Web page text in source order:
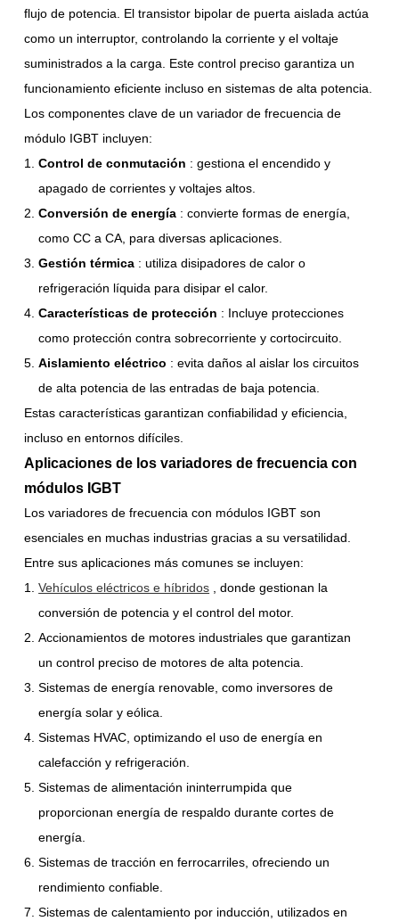
flujo de potencia. El transistor bipolar de puerta aislada actúa
como un interruptor, controlando la corriente y el voltaje
suministrados a la carga. Este control preciso garantiza un
funcionamiento eficiente incluso en sistemas de alta potencia.
Los componentes clave de un variador de frecuencia de
módulo IGBT incluyen:
Control de conmutación : gestiona el encendido y
apagado de corrientes y voltajes altos.
Conversión de energía : convierte formas de energía,
como CC a CA, para diversas aplicaciones.
Gestión térmica : utiliza disipadores de calor o
refrigeración líquida para disipar el calor.
Características de protección : Incluye protecciones
como protección contra sobrecorriente y cortocircuito.
Aislamiento eléctrico : evita daños al aislar los circuitos
de alta potencia de las entradas de baja potencia.
Estas características garantizan confiabilidad y eficiencia,
incluso en entornos difíciles.
Aplicaciones de los variadores de frecuencia con
módulos IGBT
Los variadores de frecuencia con módulos IGBT son
esenciales en muchas industrias gracias a su versatilidad.
Entre sus aplicaciones más comunes se incluyen:
Vehículos eléctricos e híbridos
, donde gestionan la
conversión de potencia y el control del motor.
Accionamientos de motores industriales que garantizan
un control preciso de motores de alta potencia.
Sistemas de energía renovable, como inversores de
energía solar y eólica.
Sistemas HVAC, optimizando el uso de energía en
calefacción y refrigeración.
Sistemas de alimentación ininterrumpida que
proporcionan energía de respaldo durante cortes de
energía.
Sistemas de tracción en ferrocarriles, ofreciendo un
rendimiento confiable.
Sistemas de calentamiento por inducción, utilizados en